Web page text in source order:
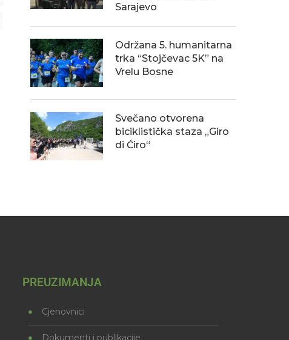
Sarajevo
Održana 5. humanitarna
trka “Stojčevac 5K” na
Vrelu Bosne
Svečano otvorena
biciklistička staza „Giro
di Ćiro“
PREUZIMANJA
Cjenovnici
Dokumenti i publikacije